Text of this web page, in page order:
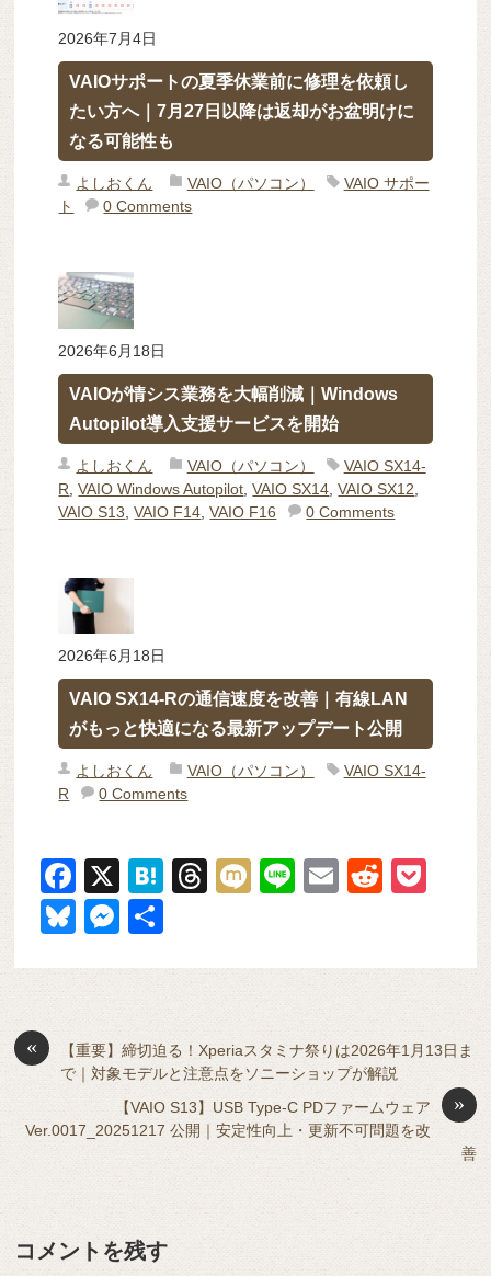
2026年7月4日
VAIOサポートの夏季休業前に修理を依頼し
たい方へ｜7月27日以降は返却がお盆明けに
なる可能性も
よしおくん VAIO（パソコン）
VAIO サポー
ト
0 Comments
2026年6月18日
VAIOが情シス業務を大幅削減｜Windows
Autopilot導入支援サービスを開始
よしおくん VAIO（パソコン）
VAIO SX14-
R ,VAIO Windows Autopilot ,VAIO SX14 ,VAIO SX12
VAIO S13 ,VAIO F14 ,VAIO F16 0 Comments
2026年6月18日
VAIO SX14-Rの通信速度を改善｜有線LAN
がもっと快適になる最新アップデート公開
よしおくん VAIO（パソコン）
VAIO SX14-
R
0 Comments
F
a
c
e
o
o
k
X
H
n
a
T
a
s
M
Li
E
R
di et
Bl
e
y
M
n
g
er
«
【重要】締切迫る！Xperiaスタミナ祭りは2026年1月13日ま
で｜対象モデルと注意点をソニーショップが解説
»
【VAIO S13】USB Type-C PDファームウェア
Ver.0017_20251217 公開｜安定性向上・更新不可問題を改
善
コメントを残す